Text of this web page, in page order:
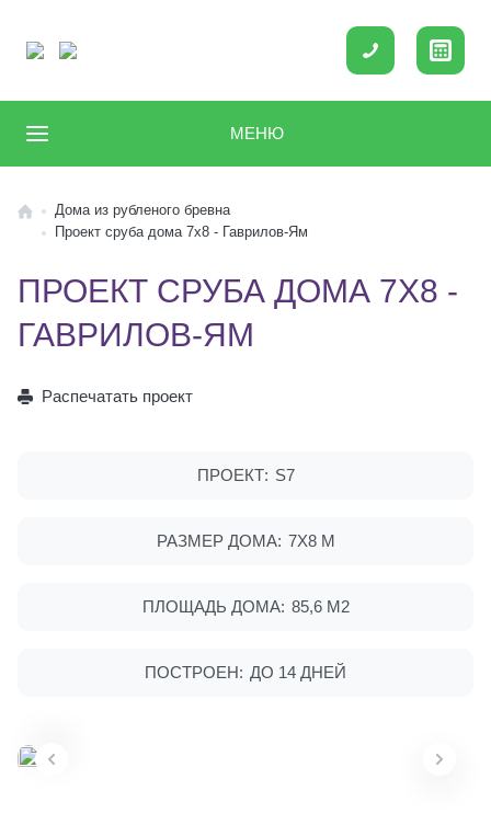
МЕНЮ
Дома из рубленого бревна
Проект сруба дома 7х8 - Гаврилов-Ям
ПРОЕКТ СРУБА ДОМА 7Х8 -
ГАВРИЛОВ-ЯМ
Распечатать проект
ПРОЕКТ: S7
РАЗМЕР ДОМА: 7Х8 М
ПЛОЩАДЬ ДОМА: 85,6 М2
ПОСТРОЕН: ДО 14 ДНЕЙ